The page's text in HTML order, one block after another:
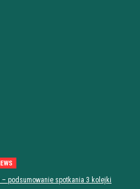
– podsumowanie spotkania 3 kolejki